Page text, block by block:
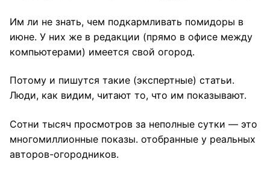
Им ли не знать, чем подкармливать помидоры в
июне. У них же в редакции (прямо в офисе между
компьютерами) имеется свой огород.
Потому и пишутся такие (экспертные) статьи.
Люди, как видим, читают то, что им показывают.
Сотни тысяч просмотров за неполные сутки — это
многомиллионные показы. отобранные у реальных
авторов-огородников.